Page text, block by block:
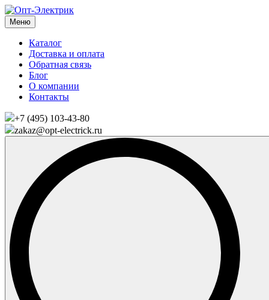
Меню
Каталог
Доставка и оплата
Обратная связь
Блог
О компании
Контакты
+7 (495) 103-43-80
zakaz@opt-electrick.ru